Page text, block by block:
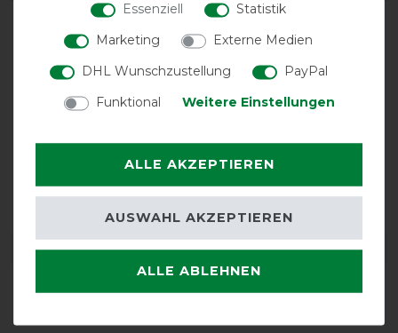
DETAILS ZUR PRODUKTSICHERHEIT
Essenziell
Statistik
Marketing
Externe Medien
DHL Wunschzustellung
PayPal
Funktional
Weitere Einstellungen
ALLE AKZEPTIEREN
ALLE ABLEHNEN
AUSWAHL AKZEPTIEREN